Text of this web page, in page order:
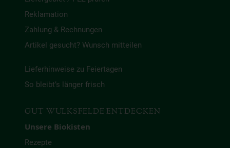
Reklamation
Zahlung & Rechnungen
Artikel gesucht? Wunsch mitteilen
Lieferhinweise zu Feiertagen
So bleibt’s länger frisch
GUT WULKSFELDE ENTDECKEN
Unsere Biokisten
Rezepte